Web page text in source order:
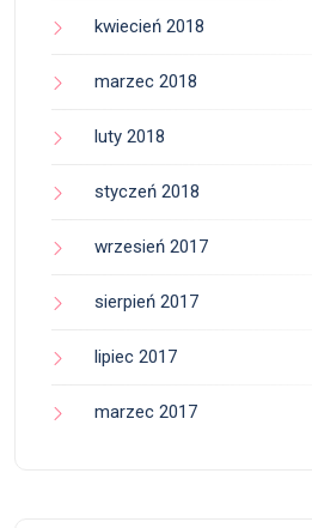
kwiecień 2018
marzec 2018
luty 2018
styczeń 2018
wrzesień 2017
sierpień 2017
lipiec 2017
marzec 2017